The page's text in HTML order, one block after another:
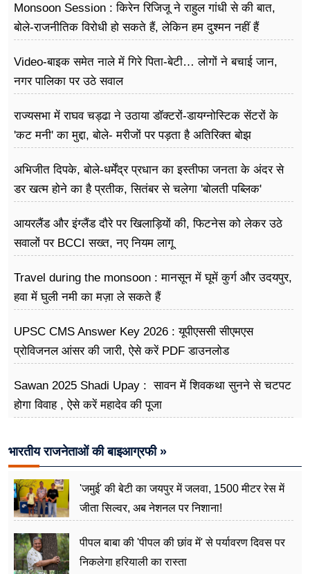
Monsoon Session : किरेन रिजिजू ने राहुल गांधी से की बात,
बोले-राजनीतिक विरोधी हो सकते हैं, लेकिन हम दुश्मन नहीं हैं
Video-बाइक समेत नाले में गिरे पिता-बेटी… लोगों ने बचाई जान,
नगर पालिका पर उठे सवाल
राज्यसभा में राघव चड्ढा ने उठाया डॉक्टरों-डायग्नोस्टिक सेंटरों के
'कट मनी' का मुद्दा, बोले- मरीजों पर पड़ता है अ​तिरिक्त बोझ
अभिजीत दिपके, बोले-धर्मेंद्र प्रधान का इस्तीफा जनता के अंदर से
डर खत्म होने का है प्रतीक, सितंबर से चलेगा 'बोलती पब्लिक'
आयरलैंड और इंग्लैंड दौरे पर खिलाड़ियों की, फिटनेस को लेकर उठे
सवालों पर BCCI सख्त, नए नियम लागू
Travel during the monsoon : मानसून में घूमें कुर्ग और उदयपुर,
हवा में घुली नमी का मज़ा ले सकते हैं
UPSC CMS Answer Key 2026 : यूपीएससी सीएमएस
प्रोविजनल आंसर की जारी, ऐसे करें PDF डाउनलोड
Sawan 2025 Shadi Upay : सावन में शिवकथा सुनने से चटपट
होगा विवाह , ऐसे करें महादेव की पूजा
भारतीय राजनेताओं की बाइआग्रफी »
'जमुई' की बेटी का जयपुर में जलवा, 1500 मीटर रेस में
जीता सिल्वर, अब नेशनल पर निशाना!
पीपल बाबा की 'पीपल की छांव में' से पर्यावरण दिवस पर
निकलेगा हरियाली का रास्ता